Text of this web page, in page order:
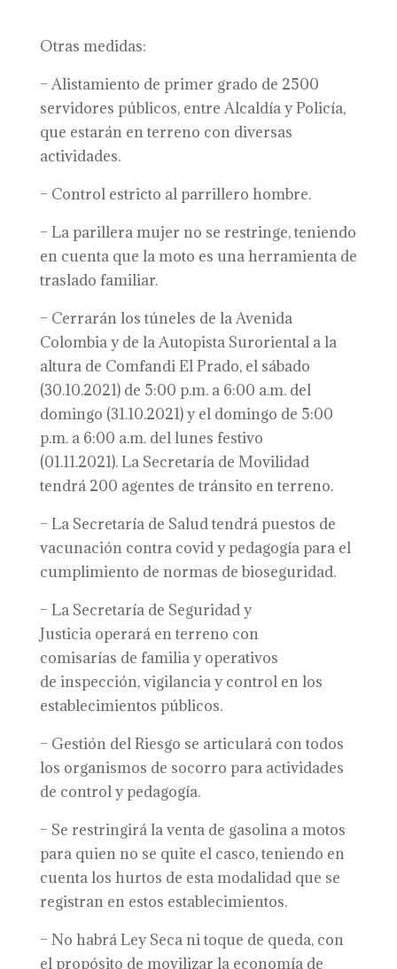
Otras medidas:
– Alistamiento de primer grado de 2500
servidores públicos, entre Alcaldía y Policía,
que estarán en terreno con diversas
actividades.
– Control estricto al parrillero hombre.
– La parillera mujer no se restringe, teniendo
en cuenta que la moto es una herramienta de
traslado familiar.
– Cerrarán los túneles de la Avenida
Colombia y de la Autopista Suroriental a la
altura de Comfandi El Prado, el sábado
(30.10.2021) de 5:00 p.m. a 6:00 a.m. del
domingo (31.10.2021) y el domingo de 5:00
p.m. a 6:00 a.m. del lunes festivo
(01.11.2021). La Secretaría de Movilidad
tendrá 200 agentes de tránsito en terreno.
– La Secretaría de Salud tendrá puestos de
vacunación contra covid y pedagogía para el
cumplimiento de normas de bioseguridad.
– La Secretaría de Seguridad y
Justicia operará en terreno con
comisarías de familia y operativos
de inspección, vigilancia y control en los
establecimientos públicos.
– Gestión del Riesgo se articulará con todos
los organismos de socorro para actividades
de control y pedagogía.
– Se restringirá la venta de gasolina a motos
para quien no se quite el casco, teniendo en
cuenta los hurtos de esta modalidad que se
registran en estos establecimientos.
– No habrá Ley Seca ni toque de queda, con
el propósito de movilizar la economía de